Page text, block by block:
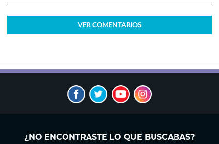
VER COMENTARIOS
¿NO ENCONTRASTE LO QUE BUSCABAS?